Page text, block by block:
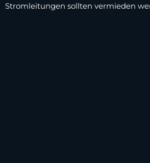
Stromleitungen sollten vermieden